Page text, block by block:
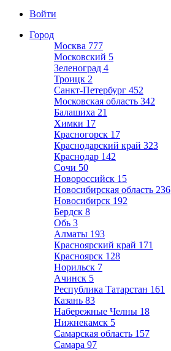
Войти
Город
Москва 777
Московский 5
Зеленоград 4
Троицк 2
Санкт-Петербург 452
Московская область 342
Балашиха 21
Химки 17
Красногорск 17
Краснодарский край 323
Краснодар 142
Сочи 50
Новороссийск 15
Новосибирская область 236
Новосибирск 192
Бердск 8
Обь 3
Алматы 193
Красноярский край 171
Красноярск 128
Норильск 7
Ачинск 5
Республика Татарстан 161
Казань 83
Набережные Челны 18
Нижнекамск 5
Самарская область 157
Самара 97